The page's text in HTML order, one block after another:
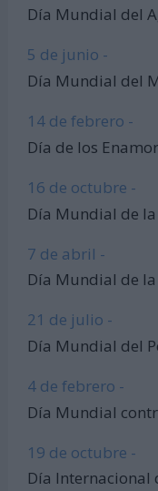
Día Mundial del
5 de junio -
Día Mundial del
14 de febrero -
Día de los
16 de octubre -
Día Mundial de
7 de abril -
Día Mundial de
21 de julio -
Día Mundial del
4 de febrero -
Día Mundial
19 de octubre -
Día Internacional